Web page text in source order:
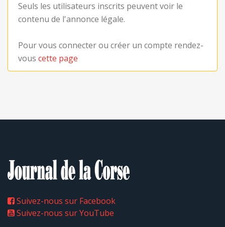
Seuls les utilisateurs inscrits peuvent voir le
contenu de l'annonce légale.
Pour vous connecter ou créer un compte rendez-
vous cette page
Suivez-nous sur Facebook
Suivez-nous sur YouTube